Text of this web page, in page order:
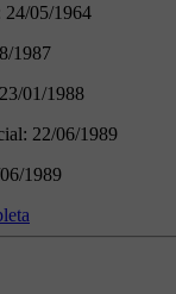
24/05/1964
1987
23/01/1988
22/06/1989
1989